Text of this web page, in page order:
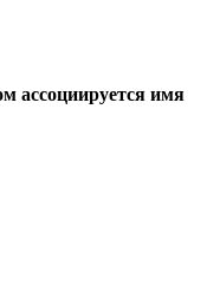
ассоциируется имя